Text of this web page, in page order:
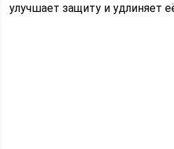
улучшает защиту и удлиняет